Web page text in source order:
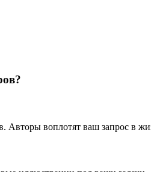
Авторы воплотят ваш запрос в